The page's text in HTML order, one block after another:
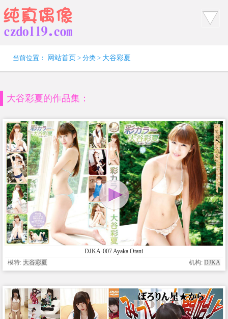
当前位置： 网站首页 > 分类 > 大谷彩夏
大谷彩夏的作品集：
DJKA-007 Ayaka Otani
模特: 大谷彩夏 机构: DJKA